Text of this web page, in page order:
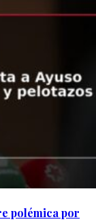
polémica por